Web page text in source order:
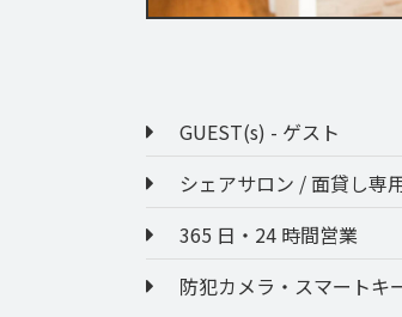
GUEST(s) - ゲスト
シェアサロン / 面貸し専
365 日・24 時間営業
防犯カメラ・スマートキ